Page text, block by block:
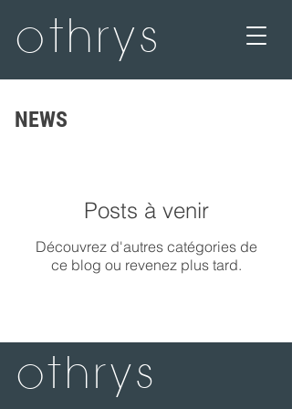
othrys
NEWS
Posts à venir
Découvrez d'autres catégories de
ce blog ou revenez plus tard.
othrys